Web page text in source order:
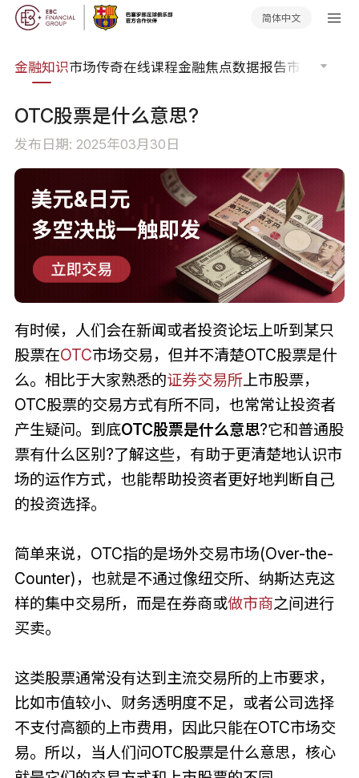
简体中文
金融知识市场传奇在线课程金融焦点数据报告市场分析
OTC股票是什么意思?
发布日期: 2025年03月30日
有时候，人们会在新闻或者投资论坛上听到某只
股票在OTC市场交易，但并不清楚OTC股票是什
么。相比于大家熟悉的证券交易所上市股票，
OTC股票的交易方式有所不同，也常常让投资者
产生疑问。到底OTC股票是什么意思?它和普通股
票有什么区别?了解这些，有助于更清楚地认识市
场的运作方式，也能帮助投资者更好地判断自己
的投资选择。
简单来说，OTC指的是场外交易市场(Over-the-
Counter)，也就是不通过像纽交所、纳斯达克这
样的集中交易所，而是在券商或做市商之间进行
买卖。
这类股票通常没有达到主流交易所的上市要求，
比如市值较小、财务透明度不足，或者公司选择
不支付高额的上市费用，因此只能在OTC市场交
易。所以，当人们问OTC股票是什么意思，核心